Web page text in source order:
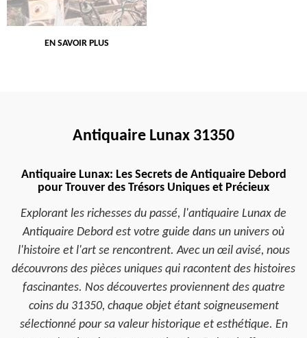
EN SAVOIR PLUS
Antiquaire Lunax 31350
Antiquaire Lunax: Les Secrets de Antiquaire Debord
pour Trouver des Trésors Uniques et Précieux
Explorant les richesses du passé, l'antiquaire Lunax de
Antiquaire Debord est votre guide dans un univers où
l'histoire et l'art se rencontrent. Avec un œil avisé, nous
découvrons des pièces uniques qui racontent des histoires
fascinantes. Nos découvertes proviennent des quatre
coins du 31350, chaque objet étant soigneusement
sélectionné pour sa valeur historique et esthétique. En